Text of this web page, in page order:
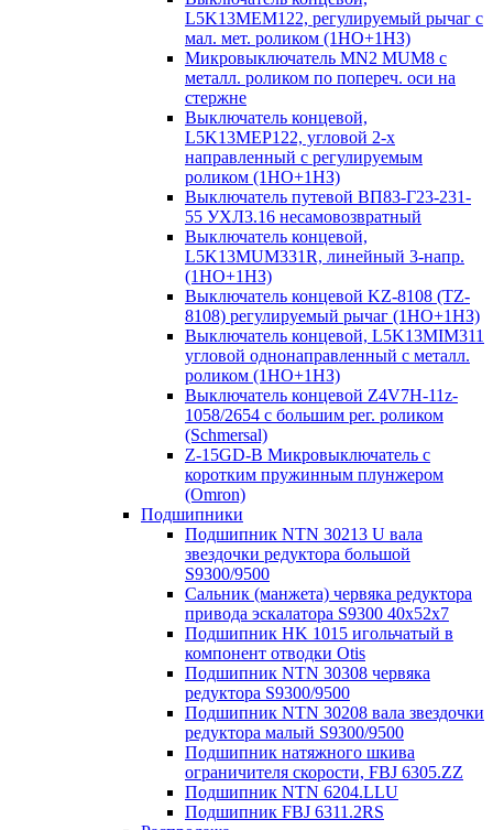
L5K13MEM122, регулируемый рычаг с
мал. мет. роликом (1НО+1НЗ)
Микровыключатель MN2 MUM8 с
металл. роликом по попереч. оси на
стержне
Выключатель концевой,
L5K13MEP122, угловой 2-х
направленный с регулируемым
роликом (1НО+1НЗ)
Выключатель путевой ВП83-Г23-231-
55 УХЛ3.16 несамовозвратный
Выключатель концевой,
L5K13MUM331R, линейный 3-напр.
(1НО+1НЗ)
Выключатель концевой KZ-8108 (TZ-
8108) регулируемый рычаг (1НО+1НЗ)
Выключатель концевой, L5K13MIM311
угловой однонаправленный с металл.
роликом (1НО+1НЗ)
Выключатель концевой Z4V7H-11z-
1058/2654 с большим рег. роликом
(Schmersal)
Z-15GD-B Микровыключатель с
коротким пружинным плунжером
(Omron)
Подшипники
Подшипник NTN 30213 U вала
звездочки редуктора большой
S9300/9500
Сальник (манжета) червяка редуктора
привода эскалатора S9300 40х52х7
Подшипник HK 1015 игольчатый в
компонент отводки Otis
Подшипник NTN 30308 червяка
редуктора S9300/9500
Подшипник NTN 30208 вала звездочки
редуктора малый S9300/9500
Подшипник натяжного шкива
ограничителя скорости, FBJ 6305.ZZ
Подшипник NTN 6204.LLU
Подшипник FBJ 6311.2RS